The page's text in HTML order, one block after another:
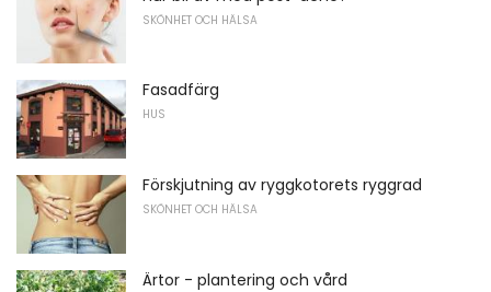
SKÖNHET OCH HÄLSA
Fasadfärg
HUS
Förskjutning av ryggkotorets ryggrad
SKÖNHET OCH HÄLSA
Ärtor - plantering och vård